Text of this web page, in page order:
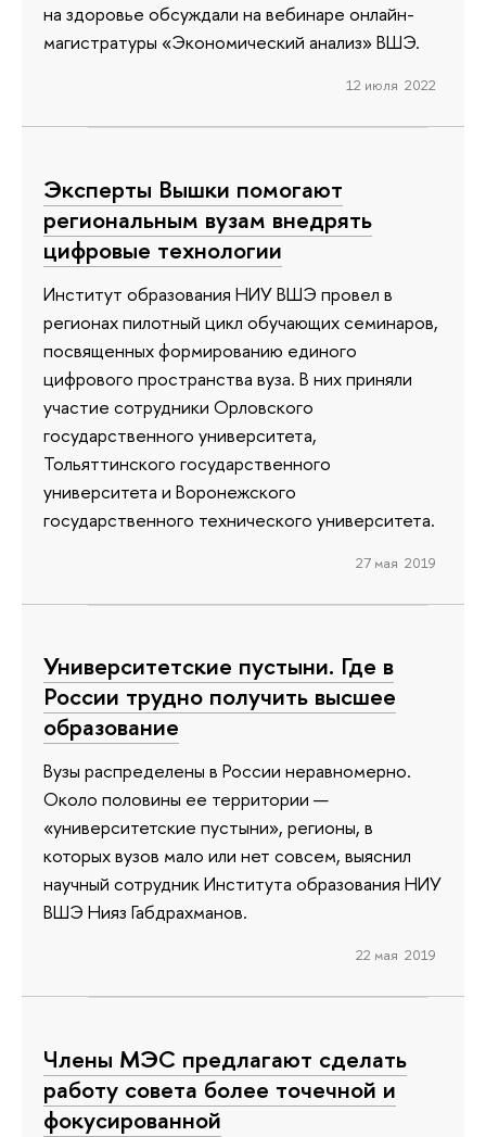
на здоровье обсуждали на вебинаре онлайн-
магистратуры «Экономический анализ» ВШЭ.
12 июля 2022
Эксперты Вышки помогают
региональным вузам внедрять
цифровые технологии
Институт образования НИУ ВШЭ провел в
регионах пилотный цикл обучающих семинаров,
посвященных формированию единого
цифрового пространства вуза. В них приняли
участие сотрудники Орловского
государственного университета,
Тольяттинского государственного
университета и Воронежского
государственного технического университета.
27 мая 2019
Университетские пустыни. Где в
России трудно получить высшее
образование
Вузы распределены в России неравномерно.
Около половины ее территории —
«университетские пустыни», регионы, в
которых вузов мало или нет совсем, выяснил
научный сотрудник Института образования НИУ
ВШЭ Нияз Габдрахманов.
22 мая 2019
Члены МЭС предлагают сделать
работу совета более точечной и
фокусированной